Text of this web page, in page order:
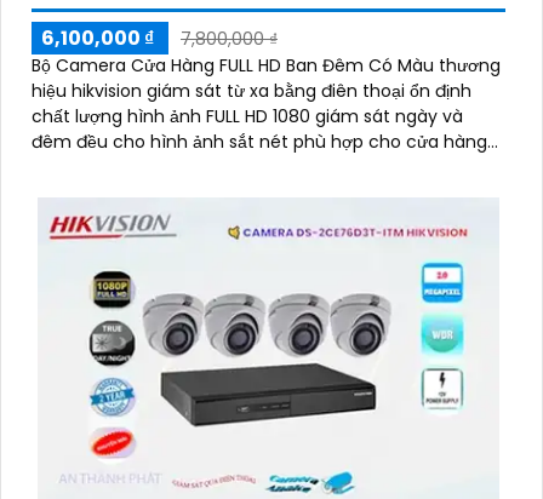
6,100,000 ₫
7,800,000 ₫
Bộ Camera Cửa Hàng FULL HD Ban Đêm Có Màu thương
hiệu hikvision giám sát từ xa bằng điên thoại ổn định
chất lượng hình ảnh FULL HD 1080 giám sát ngày và
đêm đều cho hình ảnh sắt nét phù hợp cho cửa hàng